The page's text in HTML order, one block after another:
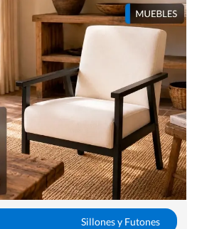
Sillones y Futones